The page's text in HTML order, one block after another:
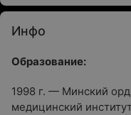
Инфо
Образование:
1998 г. — Минский
медицинский